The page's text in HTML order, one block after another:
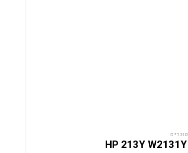
טונרים